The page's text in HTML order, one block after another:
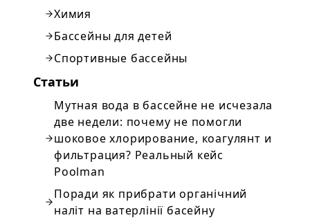
Химия
Бассейны для детей
Спортивные бассейны
Статьи
Мутная вода в бассейне не исчезала
две недели: почему не помогли
шоковое хлорирование, коагулянт и
фильтрация? Реальный кейс
Poolman
Поради як прибрати органічний
наліт на ватерлінії басейну